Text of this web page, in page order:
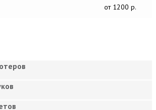
от 1200 р.